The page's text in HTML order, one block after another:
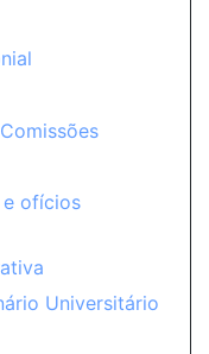
Comissões
e ofícios
Universitário